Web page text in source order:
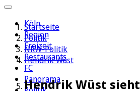
Köln
Region
Freizeit
Restaurants
FC
Panorama
Startseite
Politik
NRW-Politik
Hendrik Wüst
Hendrik Wüst sieht